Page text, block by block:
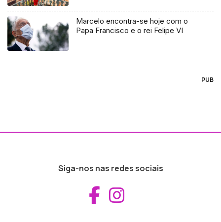
Marcelo encontra-se hoje com o
Papa Francisco e o rei Felipe VI
PUB
Siga-nos nas redes sociais
Aceder ao